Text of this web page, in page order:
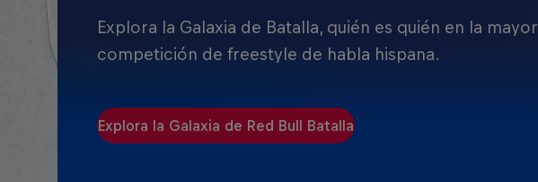
Explora la Galaxia de Batalla, quién es quién en la mayor
competición de freestyle de habla hispana.
Explora la Galaxia de Red Bull Batalla